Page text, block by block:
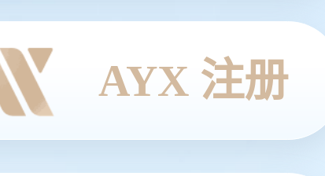
AYX 注册